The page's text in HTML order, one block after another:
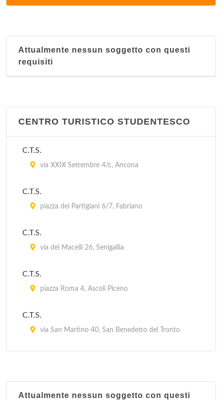
via Solari 3, Loreto
piazza della Libertà 13, Cupra Marittima
piazza 20 Settembre 7, Ripatransone
Attualmente nessun soggetto con questi
requisiti
CENTRO TURISTICO STUDENTESCO
C.T.S.
via XXIX Settembre 4/c, Ancona
C.T.S.
piazza dei Partigiani 6/7, Fabriano
C.T.S.
via dei Macelli 26, Senigallia
C.T.S.
piazza Roma 4, Ascoli Piceno
C.T.S.
via San Martino 40, San Benedetto del Tronto
C.T.S.
Attualmente nessun soggetto con questi